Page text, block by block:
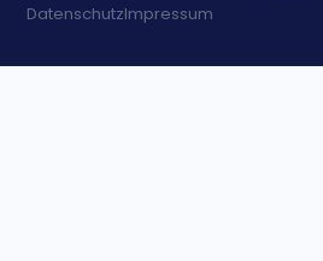
DatenschutzImpressum